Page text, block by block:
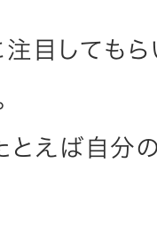
目してもら
とえば自分